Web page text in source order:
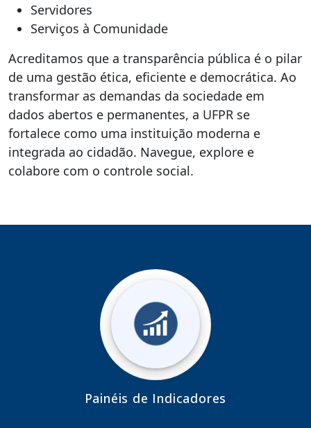
Servidores
Serviços à Comunidade
Acreditamos que a transparência pública é o pilar
de uma gestão ética, eficiente e democrática. Ao
transformar as demandas da sociedade em
dados abertos e permanentes, a UFPR se
fortalece como uma instituição moderna e
integrada ao cidadão. Navegue, explore e
colabore com o controle social.
Painéis de Indicadores